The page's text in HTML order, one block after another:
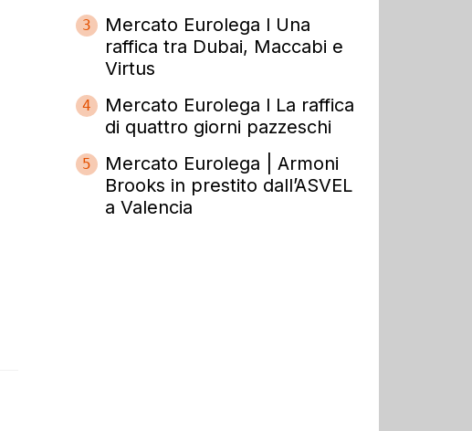
3
Mercato Eurolega l Una
raffica tra Dubai, Maccabi e
Virtus
4
Mercato Eurolega l La raffica
di quattro giorni pazzeschi
5
Mercato Eurolega | Armoni
Brooks in prestito dall’ASVEL
a Valencia